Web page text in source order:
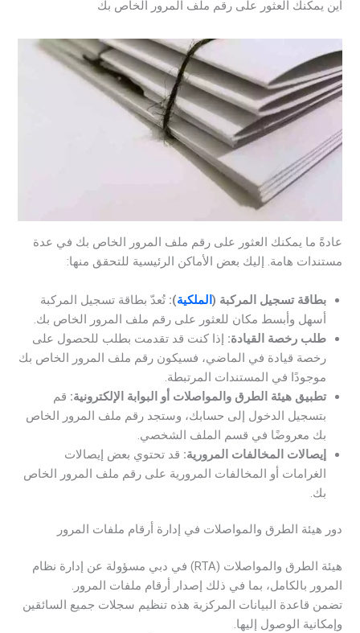
أين يمكنك العثور على رقم ملف المرور الخاص بك
عادةً ما يمكنك العثور على رقم ملف المرور الخاص بك في عدة
مستندات هامة. إليك بعض الأماكن الرئيسية للتحقق منها:
بطاقة تسجيل المركبة ( الملكية): تُعدّ بطاقة تسجيل المركبة
أسهل وأبسط مكان للعثور على رقم ملف المرور الخاص بك.
طلب رخصة القيادة: إذا كنت قد تقدمت بطلب للحصول على
رخصة قيادة في الماضي، فسيكون رقم ملف المرور الخاص بك
موجودًا في المستندات المرتبطة.
تطبيق هيئة الطرق والمواصلات أو البوابة الإلكترونية: قم
بتسجيل الدخول إلى حسابك، وستجد رقم ملف المرور الخاص
بك معروضًا في قسم الملف الشخصي.
إيصالات المخالفات المرورية: قد تحتوي بعض إيصالات
الغرامات أو المخالفات المرورية على رقم ملف المرور الخاص
بك.
دور هيئة الطرق والمواصلات في إدارة أرقام ملفات المرور
هيئة الطرق والمواصلات (RTA) في دبي مسؤولة عن إدارة نظام
المرور بالكامل، بما في ذلك إصدار أرقام ملفات المرور.
تضمن قاعدة البيانات المركزية هذه تنظيم سجلات جميع السائقين
وإمكانية الوصول إليها.